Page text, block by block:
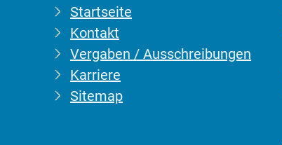
Startseite
Kontakt
Vergaben / Ausschreibungen
Karriere
Sitemap